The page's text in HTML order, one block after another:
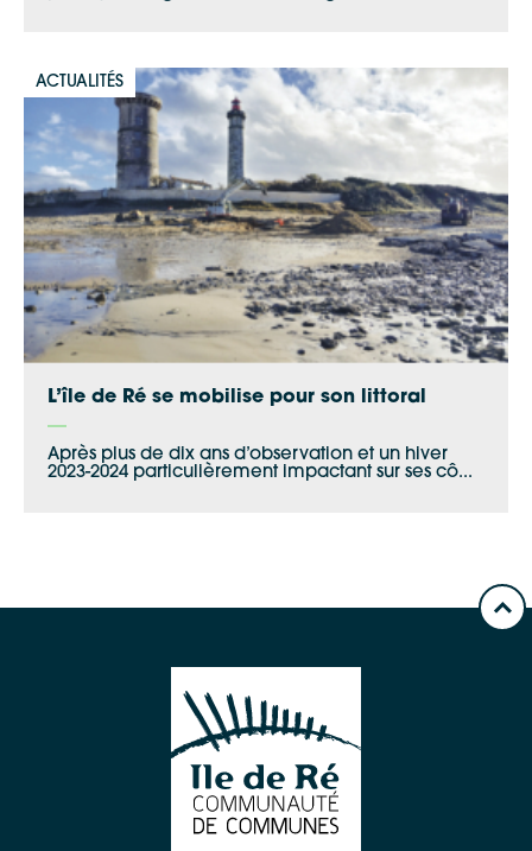
ACTUALITÉS
L’île de Ré se mobilise pour son littoral
Après plus de dix ans d’observation et un hiver
2023-2024 particulièrement impactant sur ses cô...